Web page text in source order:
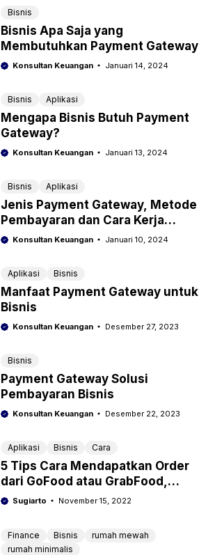
Bisnis
Bisnis Apa Saja yang
Membutuhkan Payment Gateway
Konsultan Keuangan Januari 14, 2024
Bisnis Aplikasi
Mengapa Bisnis Butuh Payment
Gateway?
Konsultan Keuangan Januari 13, 2024
Bisnis Aplikasi
Jenis Payment Gateway, Metode
Pembayaran dan Cara Kerja
Payment Gateway
Konsultan Keuangan Januari 10, 2024
Aplikasi Bisnis
Manfaat Payment Gateway untuk
Bisnis
Konsultan Keuangan Desember 27, 2023
Bisnis
Payment Gateway Solusi
Pembayaran Bisnis
Konsultan Keuangan Desember 22, 2023
Aplikasi Bisnis Cara
5 Tips Cara Mendapatkan Order
dari GoFood atau GrabFood,
Dijamin Laris
Sugiarto November 15, 2022
Finance Bisnis
rumah mewah
rumah minimalis